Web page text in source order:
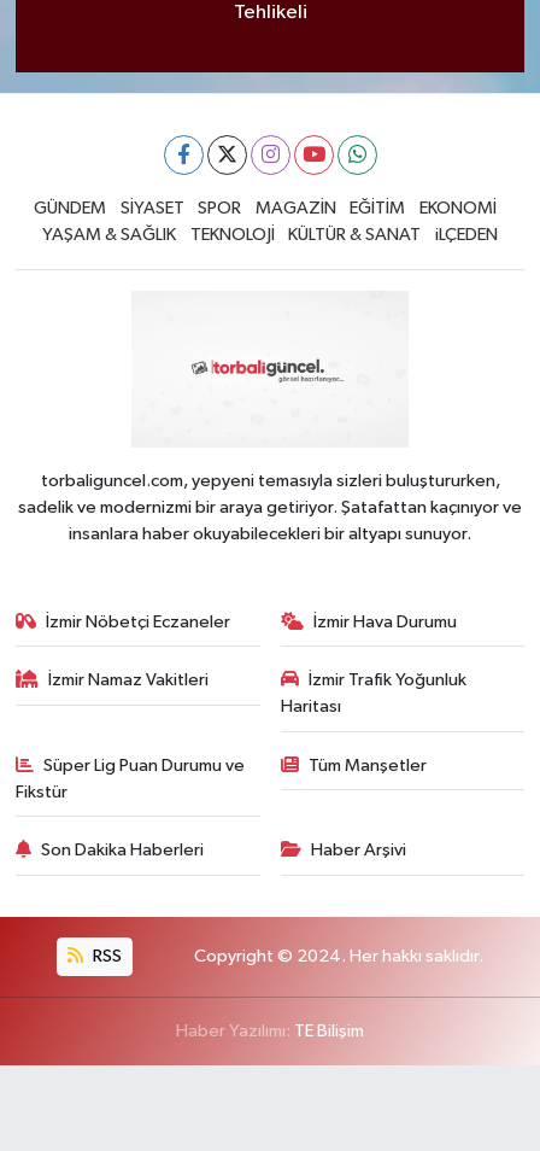
Tehlikeli
GÜNDEM SİYASET SPOR MAGAZİN EĞİTİM
EKONOMİ
YAŞAM & SAĞLIK
TEKNOLOJİ KÜLTÜR & SANAT iLÇEDEN
torbaliguncel.com, yepyeni temasıyla sizleri buluştururken,
sadelik ve modernizmi bir araya getiriyor. Şatafattan kaçınıyor ve
insanlara haber okuyabilecekleri bir altyapı sunuyor.
İzmir Nöbetçi Eczaneler İzmir Hava Durumu
İzmir Namaz Vakitleri
İzmir Trafik Yoğunluk
Haritası
Süper Lig Puan Durumu ve
Fikstür
Tüm Manşetler
Son Dakika Haberleri Haber Arşivi
RSS Copyright © 2024. Her hakkı saklıdır.
Haber Yazılımı: TE Bilişim